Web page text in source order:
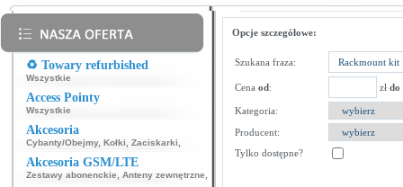
♻️ Towary refurbished
Wszystkie
Access Pointy
Wszystkie
Akcesoria
Cybanty/Obejmy, Kołki Zaciskarki
Akcesoria GSM/LTE
Zestawy abonenckie Anteny zewnętrzne
Opcje szczegółowe:
Szukana fraza:
Cena od: zł do
Kategoria:
Producent:
Tylko dostępne?